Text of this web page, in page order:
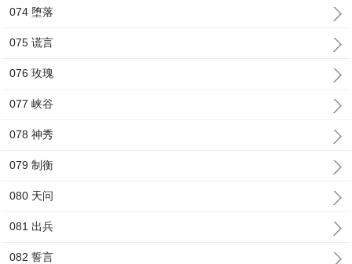
074 堕落
075 谎言
076 玫瑰
077 峡谷
078 神秀
079 制衡
080 天问
081 出兵
082 誓言